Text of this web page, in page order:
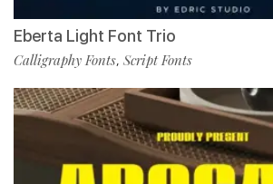
Eberta Light Font Trio
Calligraphy Fonts, Script Fonts